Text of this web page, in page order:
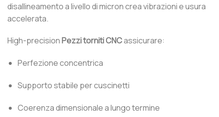
disallineamento a livello di micron crea vibrazioni e usura
accelerata.
High-precisionPezzi torniti CNCassicurare:
Perfezione concentrica
Supporto stabile per cuscinetti
Coerenza dimensionale a lungo termine